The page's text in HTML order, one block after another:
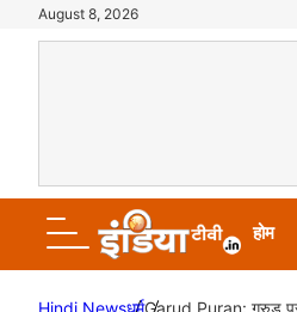
August 8, 2026
होम
Hindi Newsधर्मGarud Puran: गरुड़